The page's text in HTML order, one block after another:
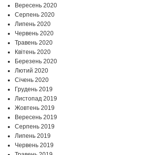
Вересень 2020
Серпень 2020
Липень 2020
Червень 2020
Травень 2020
Квітень 2020
Березень 2020
Лютий 2020
Січень 2020
Грудень 2019
Листопад 2019
Жовтень 2019
Вересень 2019
Серпень 2019
Липень 2019
Червень 2019